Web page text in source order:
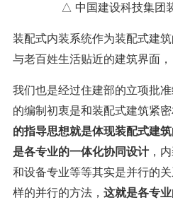
△ 中国建设科技集团
装配式内装系统作为装配式建
与老百姓生活贴近的建筑界面，
我们也是经过住建部的立项批
的编制初衷是和装配式建筑紧密
的指导思想就是体现装配式建
是各专业的一体化协同设计，
和设备专业等等其实是并行的
样的并行的方法， 这就是各专